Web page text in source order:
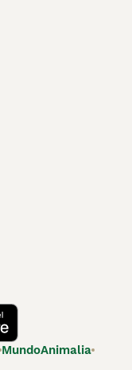
MundoAnimalia